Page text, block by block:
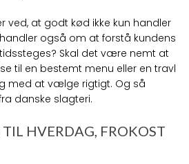
ved, at godt kød ikke kun handler
også om at forstå kundens
Skal det være nemt at
til en bestemt menu eller en travl
med at vælge rigtigt. Og så
danske slagteri.
HVERDAG, FROKOST